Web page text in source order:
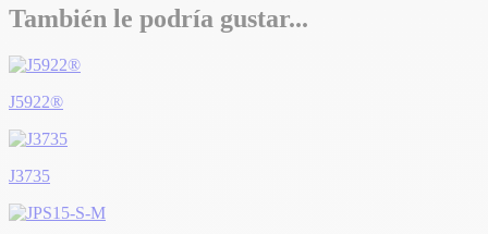
También le podría gustar...
J5922®
J3735